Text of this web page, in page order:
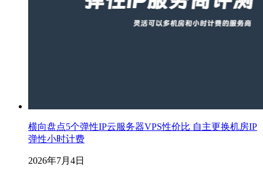
横向盘点5个弹性IP云服务器VPS性价比 自主更换机房IP
弹性小时计费
2026年7月4日